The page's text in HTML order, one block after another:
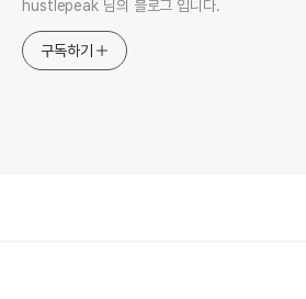
hustlepeak 님의 블로그 입니다.
구독하기